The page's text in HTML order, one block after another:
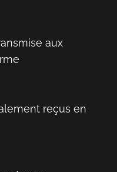
aux
reçus en